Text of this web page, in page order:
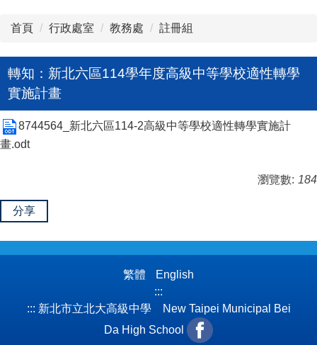
首頁 行政處室 教務處 註冊組
轉知：新北六區114學年度高級中等學校適性轉學
實施計畫
8744564_新北六區114-2高級中等學校適性轉學實施計
畫.odt
瀏覽數: 184
分享
繁體
English
:::
::: 新北市立北大高級中學 New Taipei Municipal Bei
Da High School